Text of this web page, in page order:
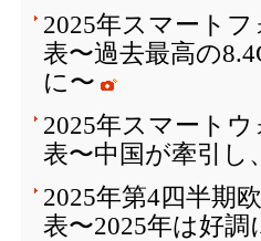
2025年スマート
表〜過去最高の
に〜
2025年スマート
表〜中国が牽引し
2025年第4四半期
表〜2025年は好